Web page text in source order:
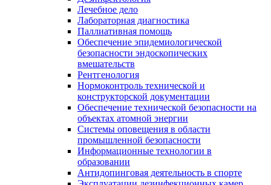
Лечебное дело
Лабораторная диагностика
Паллиативная помощь
Обеспечение эпидемиологической
безопасности эндоскопических
вмешательств
Рентгенология
Нормоконтроль технической и
конструкторской документации
Обеспечение технической безопасности на
объектах атомной энергии
Системы оповещения в области
промышленной безопасности
Информационные технологии в
образовании
Антидопинговая деятельность в спорте